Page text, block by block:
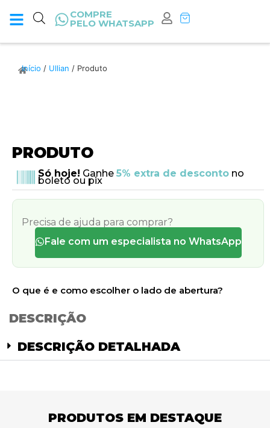
COMPRE
PELO WHATSAPP
Início / Ullian / Produto
PRODUTO
Só hoje! Ganhe 5% extra de descontono
boleto ou pix
Precisa de ajuda para comprar?
Fale com um especialista no WhatsApp
O que é e como escolher o lado de abertura?
DESCRIÇÃO
DESCRIÇÃO DETALHADA
PRODUTOS EM DESTAQUE